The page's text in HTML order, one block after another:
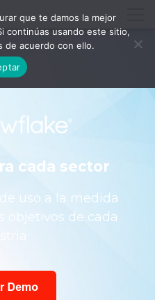
cada sector
uso a la medida
objetivos de cada
que te damos la mejor
continúas usando este sitio,
de acuerdo con ello.